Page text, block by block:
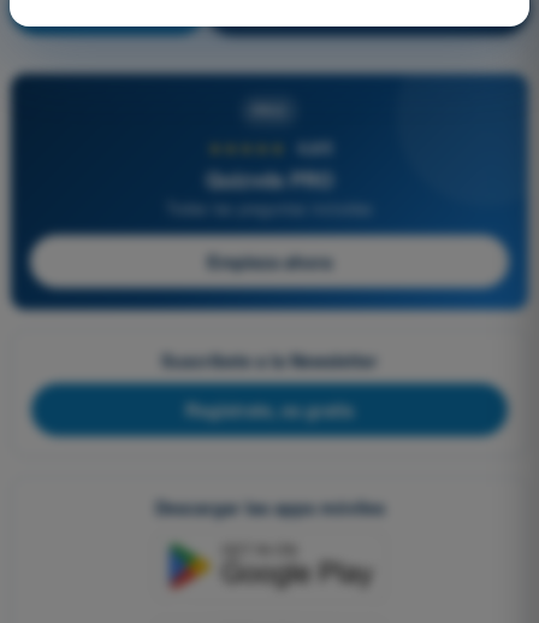
4,6/5
Quizvds PRO
Empieza ahora
Suscríbete a la Newsletter
Regístrate, es gratis
Descargar las apps móviles